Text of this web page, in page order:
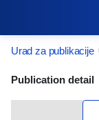
Urad za publikacije
Publication
Publication detail